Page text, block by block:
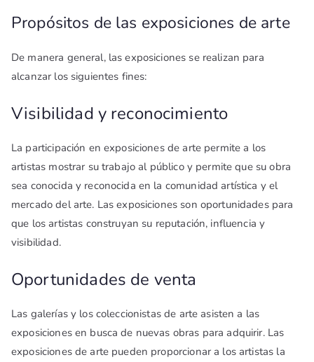
Propósitos de las exposiciones de arte
De manera general, las exposiciones se realizan para
alcanzar los siguientes fines:
Visibilidad y reconocimiento
La participación en exposiciones de arte permite a los
artistas mostrar su trabajo al público y permite que su obra
sea conocida y reconocida en la comunidad artística y el
mercado del arte. Las exposiciones son oportunidades para
que los artistas construyan su reputación, influencia y
visibilidad.
Oportunidades de venta
Las galerías y los coleccionistas de arte asisten a las
exposiciones en busca de nuevas obras para adquirir. Las
exposiciones de arte pueden proporcionar a los artistas la